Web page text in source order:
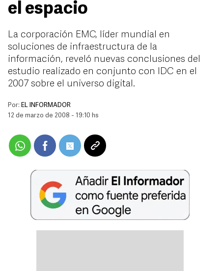
el espacio
La corporación EMC, líder mundial en
soluciones de infraestructura de la
información, reveló nuevas conclusiones del
estudio realizado en conjunto con IDC en el
2007 sobre el universo digital.
Por: EL INFORMADOR
12 de marzo de 2008 - 19:10 hs